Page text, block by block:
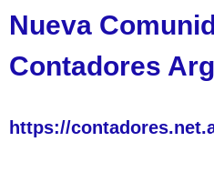
Nueva
Contadores
https://